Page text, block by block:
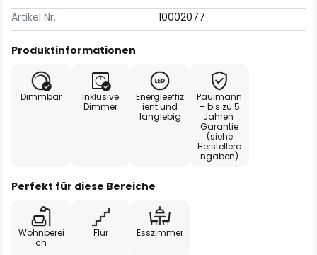
Artikel Nr.:
10002077
Produktinformationen
Dimmbar
Inklusive
Dimmer
Energieeffiz
ient und
langlebig
Paulmann
– bis zu 5
Jahren
Garantie
(siehe
Herstellera
ngaben)
Perfekt für diese Bereiche
Wohnberei
ch
Flur Esszimmer